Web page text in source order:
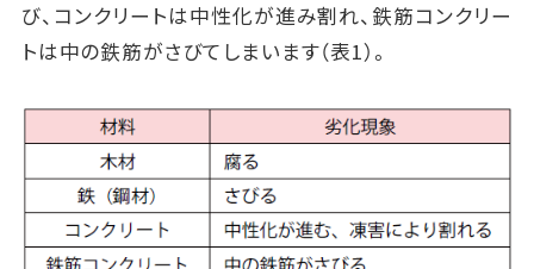
び、コンクリートは中性化が進み割れ、鉄筋コンクリー
トは中の鉄筋がさびてしまいます（表1）。